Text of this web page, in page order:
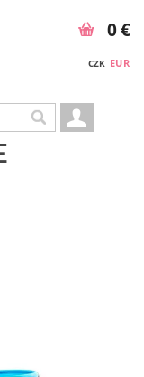
CZK EUR
0 €